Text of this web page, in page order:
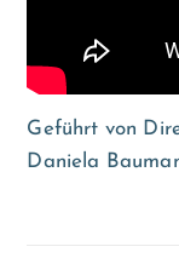
Geführt von
Daniela